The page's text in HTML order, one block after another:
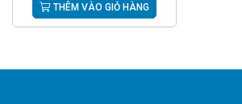
THÊM VÀO GIỎ HÀNG